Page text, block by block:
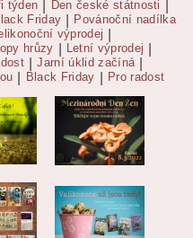
týden Den české státnosti
Friday Povánoční nadílka
výprodej
hrůzy Letní výprodej
Jarní úklid začíná
Black Friday Pro radost